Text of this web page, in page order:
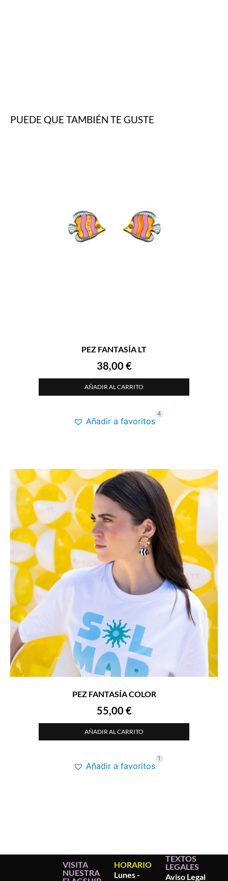
PUEDE QUE TAMBIÉN TE GUSTE
PEZ FANTASÍA LT
38,00 €
AÑADIR AL CARRITO
Añadir a favoritos
4
PEZ FANTASÍA COLOR
55,00 €
AÑADIR AL CARRITO
Añadir a favoritos
1
VISITA
NUESTRA
HORARIO
Lunes -
TEXTOS
LEGALES
Aviso Legal